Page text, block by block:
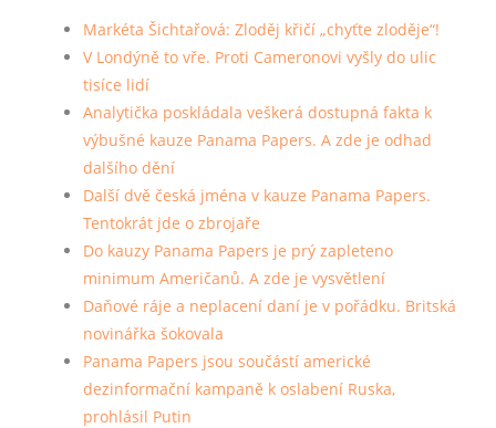
Markéta Šichtařová: Zloděj křičí „chyťte zloděje“!
V Londýně to vře. Proti Cameronovi vyšly do ulic
tisíce lidí
Analytička poskládala veškerá dostupná fakta k
výbušné kauze Panama Papers. A zde je odhad
dalšího dění
Další dvě česká jména v kauze Panama Papers.
Tentokrát jde o zbrojaře
Do kauzy Panama Papers je prý zapleteno
minimum Američanů. A zde je vysvětlení
Daňové ráje a neplacení daní je v pořádku. Britská
novinářka šokovala
Panama Papers jsou součástí americké
dezinformační kampaně k oslabení Ruska,
prohlásil Putin